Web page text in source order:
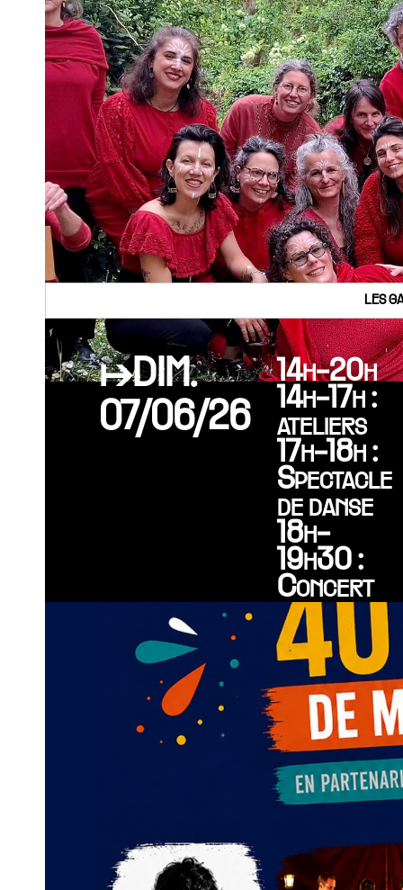
LES
↦DIM.
07/06/26
14h-20h
14h-17h :
ateliers
17h-18h :
Spectacle
de danse
18h-
19h30 :
Concert